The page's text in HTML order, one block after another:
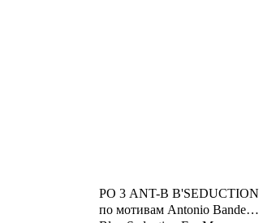
PO 3 ANT-B B'SEDUCTION
по мотивам Antonio Banderas